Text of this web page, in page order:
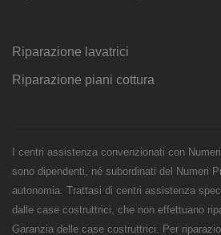
Riparazione lavatrici
Riparazione piani cottura
I centri assistenza convenzionati con
sono dipendenti, né subordinati del Numeri
autonomia. Trattasi di centri assistenza
dalle case costruttrici, che non effettuano
Garanzia delle case costruttrici. Per